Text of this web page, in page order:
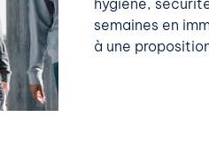
hygiène,
semaines en
à une